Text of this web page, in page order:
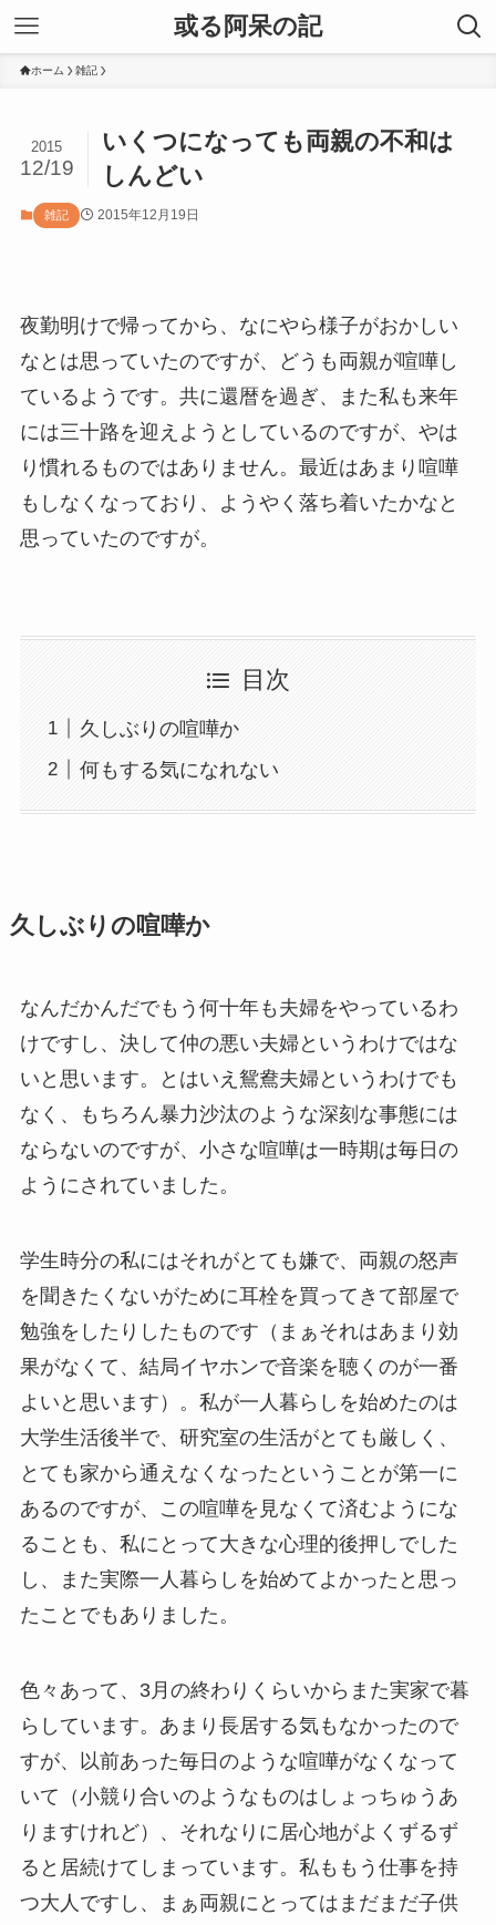
或る阿呆の記
ホーム 雑記
いくつになっても両親の不和は
しんどい
2015
12/19
雑記 2015年12月19日
夜勤明けで帰ってから、なにやら様子がおかしい
なとは思っていたのですが、どうも両親が喧嘩し
ているようです。共に還暦を過ぎ、また私も来年
には三十路を迎えようとしているのですが、やは
り慣れるものではありません。最近はあまり喧嘩
もしなくなっており、ようやく落ち着いたかなと
思っていたのですが。
目次
久しぶりの喧嘩か
何もする気になれない
久しぶりの喧嘩か
なんだかんだでもう何十年も夫婦をやっているわ
けですし、決して仲の悪い夫婦というわけではな
いと思います。とはいえ鴛鴦夫婦というわけでも
なく、もちろん暴力沙汰のような深刻な事態には
ならないのですが、小さな喧嘩は一時期は毎日の
ようにされていました。
学生時分の私にはそれがとても嫌で、両親の怒声
を聞きたくないがために耳栓を買ってきて部屋で
勉強をしたりしたものです（まぁそれはあまり効
果がなくて、結局イヤホンで音楽を聴くのが一番
よいと思います）。私が一人暮らしを始めたのは
大学生活後半で、研究室の生活がとても厳しく、
とても家から通えなくなったということが第一に
あるのですが、この喧嘩を見なくて済むようにな
ることも、私にとって大きな心理的後押しでした
し、また実際一人暮らしを始めてよかったと思っ
たことでもありました。
色々あって、3月の終わりくらいからまた実家で暮
らしています。あまり長居する気もなかったので
すが、以前あった毎日のような喧嘩がなくなって
いて（小競り合いのようなものはしょっちゅうあ
りますけれど）、それなりに居心地がよくずるず
ると居続けてしまっています。私ももう仕事を持
つ大人ですし、まぁ両親にとってはまだまだ子供